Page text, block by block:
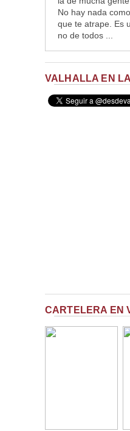
No hay nada
que te atrape. Es
no de todos ...
VALHALLA EN
CARTELERA EN